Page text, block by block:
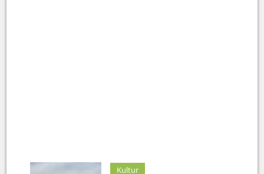
Kultur